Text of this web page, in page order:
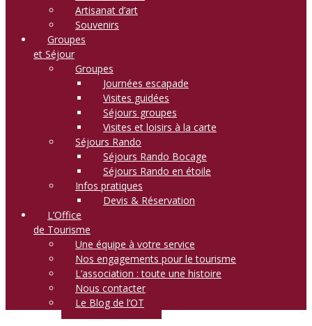
Artisanat d’art
Souvenirs
Groupes
et Séjour
Groupes
Journées escapade
Visites guidées
Séjours groupes
Visites et loisirs à la carte
Séjours Rando
Séjours Rando Bocage
Séjours Rando en étoile
Infos pratiques
Devis & Réservation
L’Office
de Tourisme
Une équipe à votre service
Nos engagements pour le tourisme
L’association : toute une histoire
Nous contacter
Le Blog de l’OT